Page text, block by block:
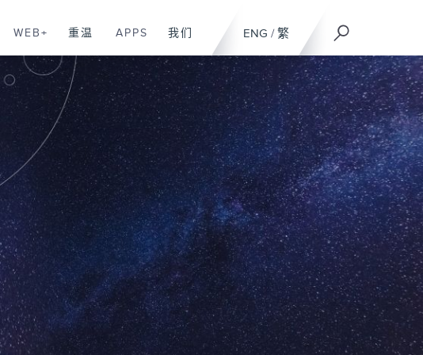
ENG / 繁
WEB+ 重温 APPS 我们